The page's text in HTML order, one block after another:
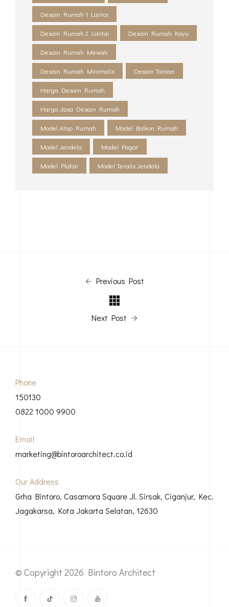
Desain Rumah 1 Lantai
Desain Rumah 2 Lantai Desain Rumah Kayu
Desain Rumah Mewah
Desain Rumah Minimalis Desain Taman
Harga Desain Rumah
Harga Jasa Desain Rumah
Model Atap Rumah Model Balkon Rumah
Model Jendela Model Pagar
Model Plafon Model Teralis Jendela
Previous Post
Next Post
Phone
150130
0822 1000 9900
Email
marketing@bintoroarchitect.co.id
Our Address
Grha Bintoro, Casamora Square Jl. Sirsak, Ciganjur, Kec.
Jagakarsa, Kota Jakarta Selatan, 12630
© Copyright 2026 Bintoro Architect